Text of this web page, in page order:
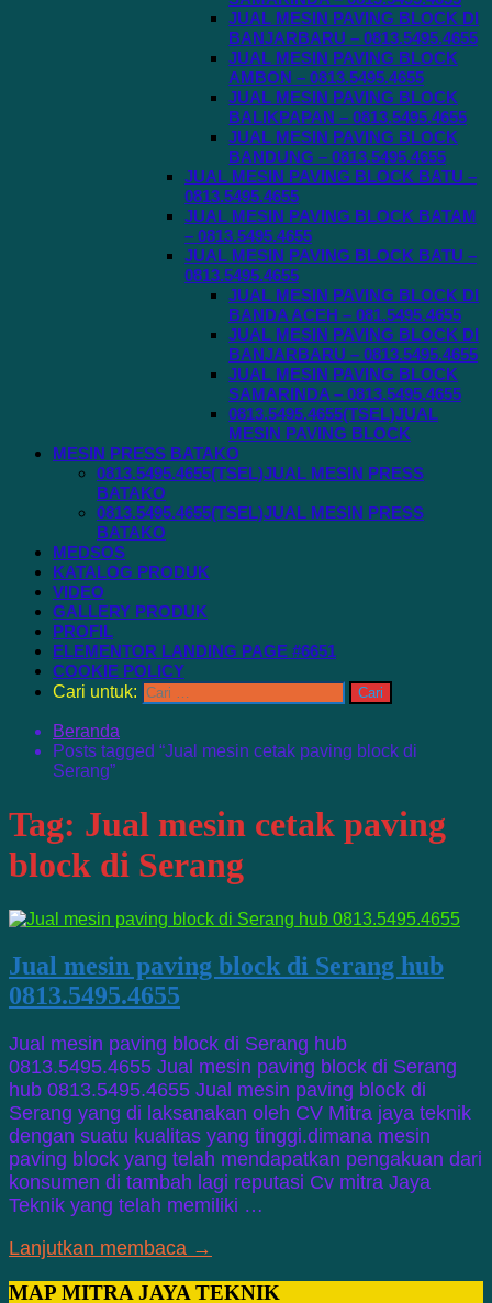
JUAL MESIN PAVING BLOCK DI
BANJARBARU – 0813.5495.4655
JUAL MESIN PAVING BLOCK
AMBON – 0813.5495.4655
JUAL MESIN PAVING BLOCK
BALIKPAPAN – 0813.5495.4655
JUAL MESIN PAVING BLOCK
BANDUNG – 0813.5495.4655
JUAL MESIN PAVING BLOCK BATU –
0813.5495.4655
JUAL MESIN PAVING BLOCK BATAM
– 0813.5495.4655
JUAL MESIN PAVING BLOCK BATU –
0813.5495.4655
JUAL MESIN PAVING BLOCK DI
BANDA ACEH – 081.5495.4655
JUAL MESIN PAVING BLOCK DI
BANJARBARU – 0813.5495.4655
JUAL MESIN PAVING BLOCK
SAMARINDA – 0813.5495.4655
0813.5495.4655(TSEL)JUAL
MESIN PAVING BLOCK
MESIN PRESS BATAKO
0813.5495.4655(TSEL)JUAL MESIN PRESS
BATAKO
0813.5495.4655(TSEL)JUAL MESIN PRESS
BATAKO
MEDSOS
KATALOG PRODUK
VIDEO
GALLERY PRODUK
PROFIL
ELEMENTOR LANDING PAGE #6651
COOKIE POLICY
Cari untuk:
Beranda
Posts tagged “Jual mesin cetak paving block di
Serang”
Tag: Jual mesin cetak paving
block di Serang
Jual mesin paving block di Serang hub
0813.5495.4655
Jual mesin paving block di Serang hub
0813.5495.4655 Jual mesin paving block di Serang
hub 0813.5495.4655 Jual mesin paving block di
Serang yang di laksanakan oleh CV Mitra jaya teknik
dengan suatu kualitas yang tinggi.dimana mesin
paving block yang telah mendapatkan pengakuan dari
konsumen di tambah lagi reputasi Cv mitra Jaya
Teknik yang telah memiliki …
Lanjutkan membaca →
MAP MITRA JAYA TEKNIK